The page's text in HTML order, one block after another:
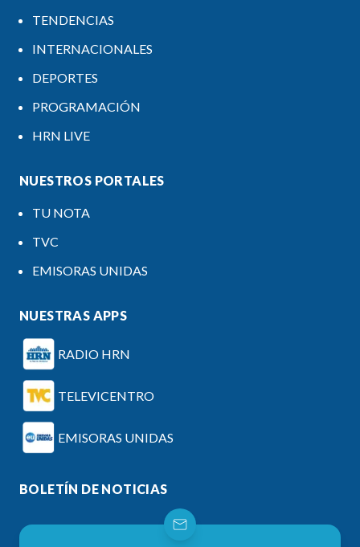
TENDENCIAS
INTERNACIONALES
DEPORTES
PROGRAMACIÓN
HRN LIVE
NUESTROS PORTALES
TU NOTA
TVC
EMISORAS UNIDAS
NUESTRAS APPS
RADIO HRN
TELEVICENTRO
EMISORAS UNIDAS
BOLETÍN DE NOTICIAS